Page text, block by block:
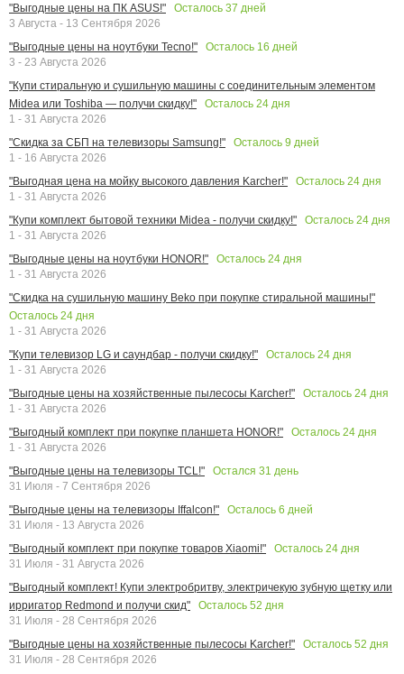
"Выгодные цены на ПК ASUS!"
Осталось 37 дней
3 Августа - 13 Сентября 2026
"Выгодные цены на ноутбуки Tecno!"
Осталось 16 дней
3 - 23 Августа 2026
"Купи стиральную и сушильную машины с соединительным элементом
Midea или Toshiba — получи скидку!"
Осталось 24 дня
1 - 31 Августа 2026
"Скидка за СБП на телевизоры Samsung!"
Осталось 9 дней
1 - 16 Августа 2026
"Выгодная цена на мойку высокого давления Karcher!"
Осталось 24 дня
1 - 31 Августа 2026
"Купи комплект бытовой техники Midea - получи скидку!"
Осталось 24 дня
1 - 31 Августа 2026
"Выгодные цены на ноутбуки HONOR!"
Осталось 24 дня
1 - 31 Августа 2026
"Скидка на сушильную машину Beko при покупке стиральной машины!"
Осталось 24 дня
1 - 31 Августа 2026
"Купи телевизор LG и саундбар - получи скидку!"
Осталось 24 дня
1 - 31 Августа 2026
"Выгодные цены на хозяйственные пылесосы Karcher!"
Осталось 24 дня
1 - 31 Августа 2026
"Выгодный комплект при покупке планшета HONOR!"
Осталось 24 дня
1 - 31 Августа 2026
"Выгодные цены на телевизоры TCL!"
Остался 31 день
31 Июля - 7 Сентября 2026
"Выгодные цены на телевизоры Iffalcon!"
Осталось 6 дней
31 Июля - 13 Августа 2026
"Выгодный комплект при покупке товаров Xiaomi!"
Осталось 24 дня
31 Июля - 31 Августа 2026
"Выгодный комплект! Купи электробритву, электричекую зубную щетку или
ирригатор Redmond и получи скид"
Осталось 52 дня
31 Июля - 28 Сентября 2026
"Выгодные цены на хозяйственные пылесосы Karcher!"
Осталось 52 дня
31 Июля - 28 Сентября 2026